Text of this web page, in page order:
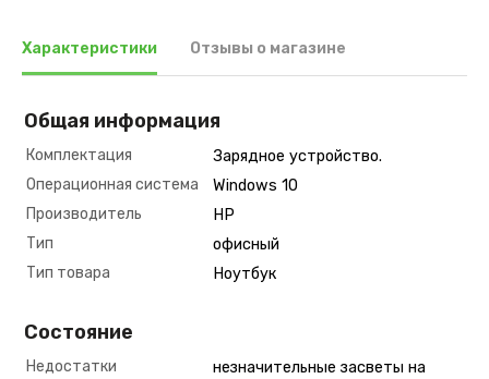
Характеристики Отзывы о магазине
Общая информация
Комплектация
Зарядное устройство.
Операционная система
Windows 10
Производитель
HP
Тип
офисный
Тип товара
Ноутбук
Состояние
Недостатки
незначительные засветы на